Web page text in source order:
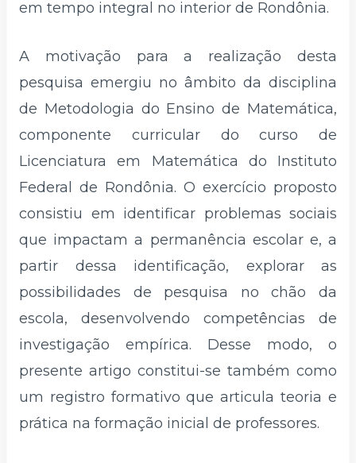
em tempo integral no interior de Rondônia.
A motivação para a realização desta
pesquisa emergiu no âmbito da disciplina
de Metodologia do Ensino de Matemática,
componente curricular do curso de
Licenciatura em Matemática do Instituto
Federal de Rondônia. O exercício proposto
consistiu em identificar problemas sociais
que impactam a permanência escolar e, a
partir dessa identificação, explorar as
possibilidades de pesquisa no chão da
escola, desenvolvendo competências de
investigação empírica. Desse modo, o
presente artigo constitui-se também como
um registro formativo que articula teoria e
prática na formação inicial de professores.